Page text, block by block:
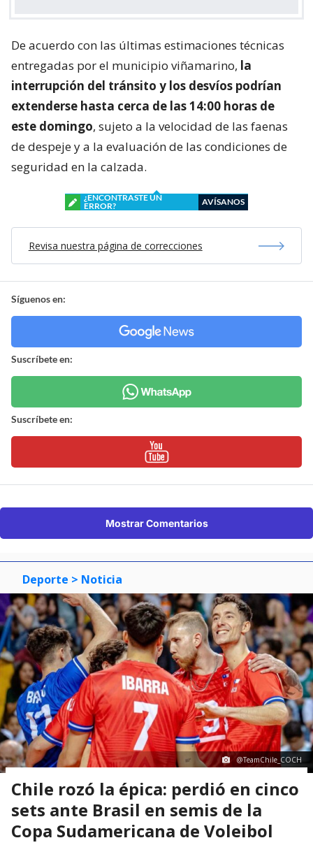
De acuerdo con las últimas estimaciones técnicas
entregadas por el municipio viñamarino, la
interrupción del tránsito y los desvíos podrían
extenderse hasta cerca de las 14:00 horas de
este domingo, sujeto a la velocidad de las faenas
de despeje y a la evaluación de las condiciones de
seguridad en la calzada.
¿ENCONTRASTE UN
ERROR?
AVÍSANOS
Revisa nuestra página de correcciones
Síguenos en:
Suscríbete en:
Suscríbete en:
Mostrar Comentarios
Deporte > Noticia
@TeamChile_COCH
Chile rozó la épica: perdió en cinco
sets ante Brasil en semis de la
Copa Sudamericana de Voleibol